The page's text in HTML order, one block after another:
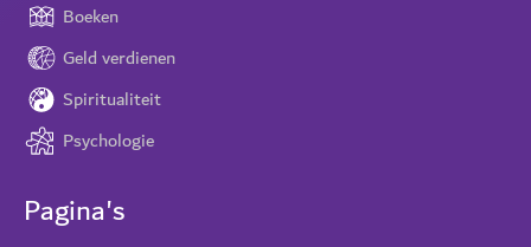
Boeken
Geld verdienen
Spiritualiteit
Psychologie
Pagina's